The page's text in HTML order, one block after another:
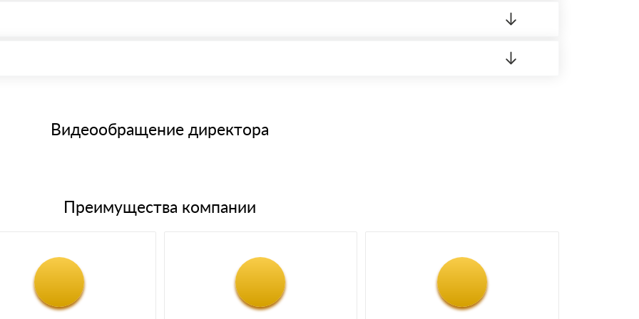
через системы электронных платежей.
банковским картам
материала после проверки качества и количества заказанного материала.
Видеообращение директора
Преимущества компании